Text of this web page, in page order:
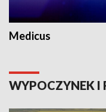
Medicus
WYPOCZYNEK I